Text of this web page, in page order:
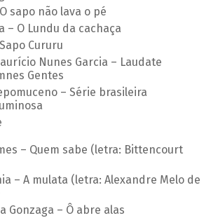
sapo não lava o pé
– O Lundu da cachaça
Cururu
Nunes Garcia – Laudate
Gentes
– Série brasileira
– Quem sabe (letra: Bittencourt
– A mulata (letra: Alexandre Melo de
Gonzaga – Ô abre alas